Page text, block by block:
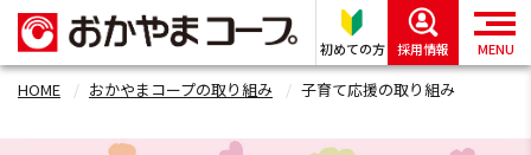
初めての方 採用情報 MENU
HOME おかやまコープの取り組み 子育て応援の取り組み